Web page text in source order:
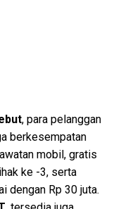
, para pelanggan
berkesempatan
mobil, gratis
ke -3, serta
dengan Rp 30 juta.